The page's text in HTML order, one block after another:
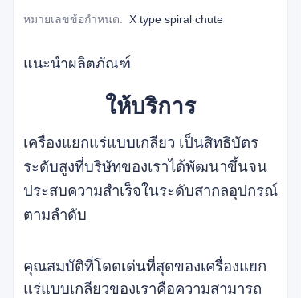
หมายเลขข้อกำหนด: X type spiral chute
แนะนำผลิตภัณฑ์
ให้บริการ
เครื่องแยกแร่แบบเกลียว เป็นสิทธิบัตร
ระดับสูงที่บริษัทของเราได้พัฒนาขึ้นจน
ประสบความสำเร็จในระดับสากลอุปกรณ์
ตามลำดับ
คุณสมบัติที่โดดเด่นที่สุดของเครื่องแยก
แร่แบบเกลียวของเราคือความสามารถ